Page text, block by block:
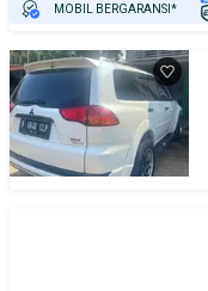
MOBIL BERGARANSI*